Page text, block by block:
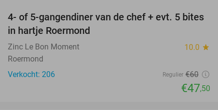
21%
4- of 5-gangendiner van de chef + evt. 5 bites
in hartje Roermond
Zinc Le Bon Moment 10.0 star
Roermond
Verkocht: 206
Regulier €60
€47,50